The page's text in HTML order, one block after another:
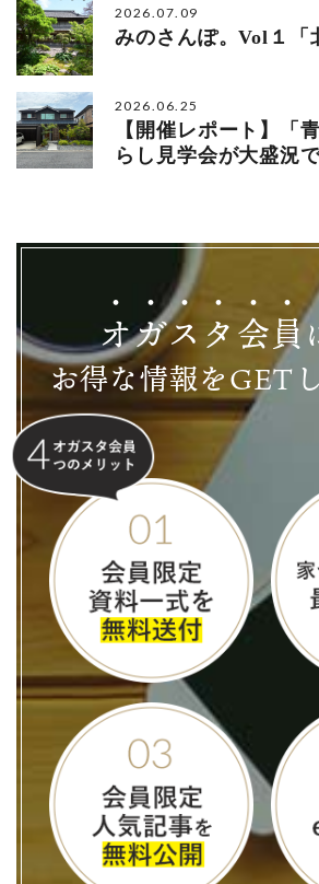
2026.07.09
みのさんぽ。Vol１「
2026.06.25
【開催レポート】「
らし見学会が大盛況
オガス タ会員
お得な情報をGET